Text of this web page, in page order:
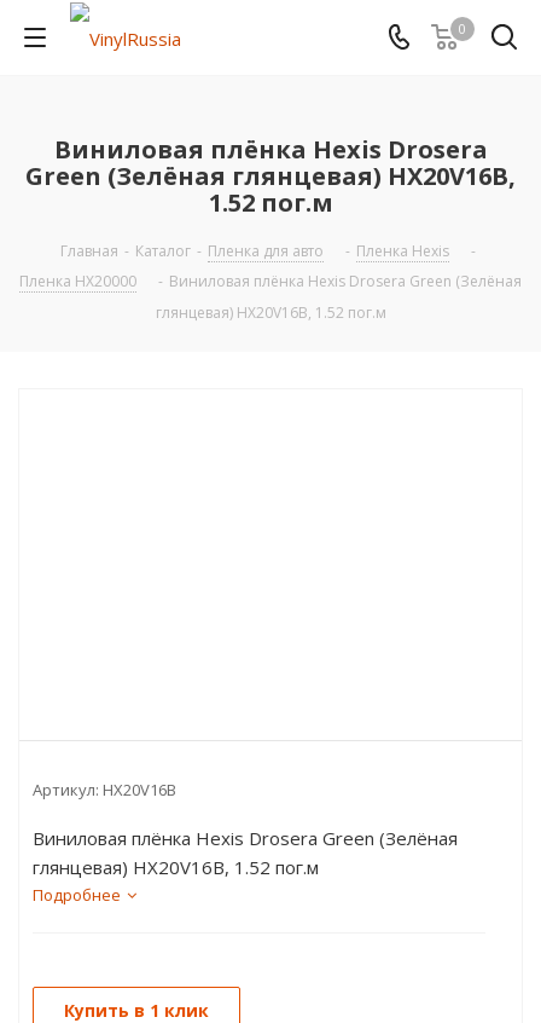
0
Виниловая плёнка Hexis Drosera
Green (Зелёная глянцевая) HX20V16B,
1.52 пог.м
Главная - Каталог - Пленка для авто - Пленка Hexis
-
Пленка HX20000
- Виниловая плёнка Hexis Drosera Green (Зелёная
глянцевая) HX20V16B, 1.52 пог.м
Артикул: HX20V16B
Виниловая плёнка Hexis Drosera Green (Зелёная
глянцевая) HX20V16B, 1.52 пог.м
Подробнее
Купить в 1 клик